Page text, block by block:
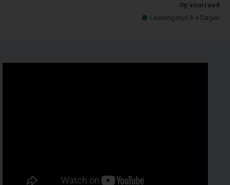
Op voorraad
Leveringstijd 3-4 Dagen